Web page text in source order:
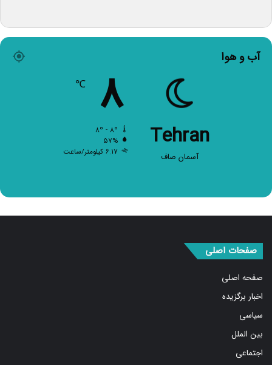
آب و هوا
Tehran
آسمان صاف
۸ ℃
۵۷%
۶.۱۷ کیلومتر/ساعت
صفحات اصلی
صفحه اصلی
اخبار برگزیده
سیاسی
بین الملل
اجتماعی